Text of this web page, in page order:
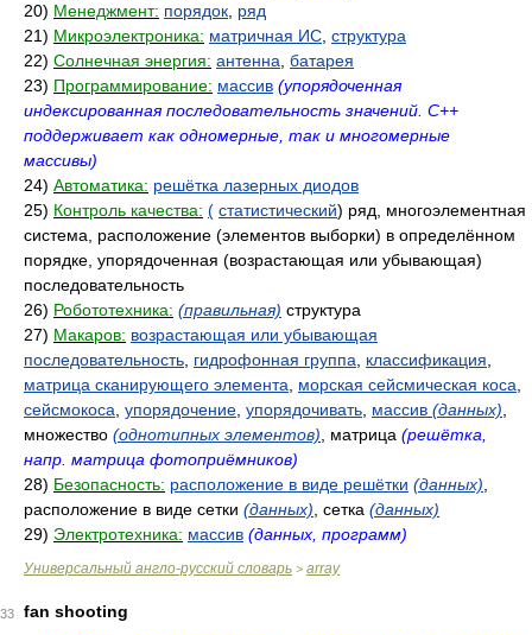
20) Менеджмент: порядок ряд
21) Микроэлектроника: матричная ИС структура
22) Солнечная энергия: антенна батарея
23) Программирование: массив (упорядоченная
индексированная последовательность значений. C++
поддерживает как одномерные, так и многомерные
массивы)
24) Автоматика: решётка лазерных диодов
25) Контроль качества: ( статистический) ряд, многоэлементная
система, расположение (элементов выборки) в определённом
порядке, упорядоченная (возрастающая или убывающая)
последовательность
26) Робототехника: (правильная) структура
27) Макаров: возрастающая или убывающая
последовательность гидрофонная группа классификация
матрица сканирующего элемента
морская сейсмическая коса
сейсмокоса упорядочение упорядочивать массив (данных)
множество (однотипных элементов) , матрица (решётка,
напр. матрица фотоприёмников)
28) Безопасность: расположение в виде решётки (данных)
расположение в виде сетки (данных) , сетка (данных)
29) Электротехника: массив (данных, программ)
Универсальный англо-русский словарь > array
33
fan shooting